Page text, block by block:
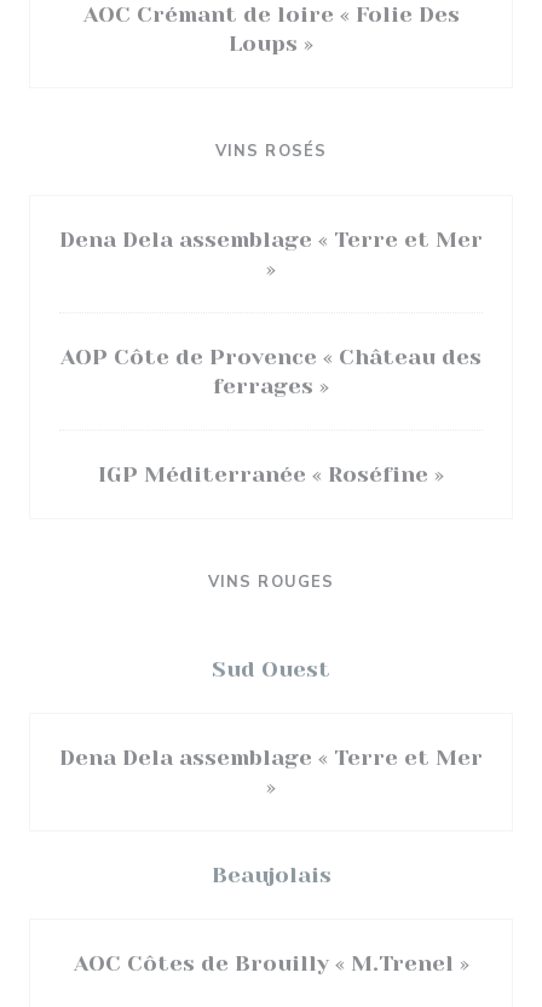
AOC Crémant de loire « Folie Des
Loups »
VINS ROSÉS
Dena Dela assemblage « Terre et Mer
»
AOP Côte de Provence « Château des
ferrages »
IGP Méditerranée « Roséfine »
VINS ROUGES
Sud Ouest
Dena Dela assemblage « Terre et Mer
»
Beaujolais
AOC Côtes de Brouilly « M.Trenel »